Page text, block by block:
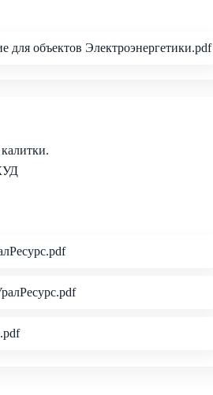
для объектов Электроэнергетики.pdf